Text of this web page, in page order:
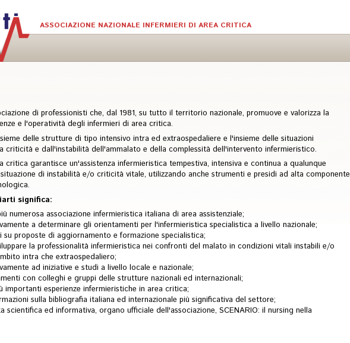
ASSOCIAZIONE NAZIONALE INFERMIERI DI AREA CRITICA
di professionisti che, dal 1981, su tutto il territorio nazionale, promuove e valorizza la
e l'operatività degli infermieri di area critica.
delle strutture di tipo intensivo intra ed extraospedaliere e l'insieme delle situazioni
criticità e dall'instabilità dell'ammalato e della complessità dell'intervento infermieristico.
critica garantisce un'assistenza infermieristica tempestiva, intensiva e continua a qualunque
di instabilità e/o criticità vitale, utilizzando anche strumenti e presidi ad alta componente
significa:
numerosa associazione infermieristica italiana di area assistenziale;
a determinare gli orientamenti per l'infermieristica specialistica a livello nazionale;
su proposte di aggiornamento e formazione specialistica;
la professionalità infermieristica nei confronti del malato in condizioni vitali instabili e/o
intra che extraospedaliero;
ad iniziative e studi a livello locale e nazionale;
con colleghi e gruppi delle strutture nazionali ed internazionali;
importanti esperienze infermieristiche in area critica;
sulla bibliografia italiana ed internazionale più significativa del settore;
scientifica ed informativa, organo ufficiale dell'associazione, SCENARIO: il nursing nella